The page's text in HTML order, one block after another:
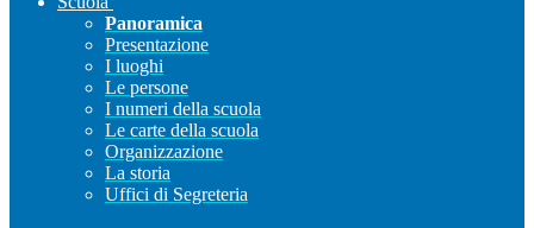
Panoramica
Presentazione
I luoghi
Le persone
I numeri della scuola
Le carte della scuola
Organizzazione
La storia
Uffici di Segreteria